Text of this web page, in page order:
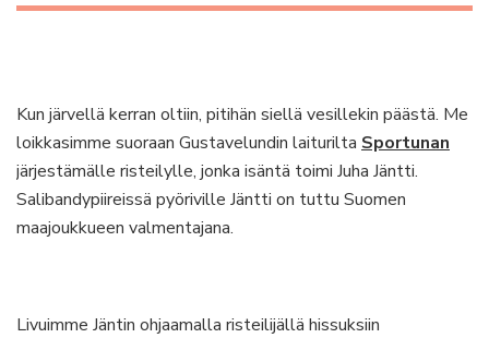
Kun järvellä kerran oltiin, pitihän siellä vesillekin päästä. Me
loikkasimme suoraan Gustavelundin laiturilta Sportunan
järjestämälle risteilylle, jonka isäntä toimi Juha Jäntti.
Salibandypiireissä pyöriville Jäntti on tuttu Suomen
maajoukkueen valmentajana.
Livuimme Jäntin ohjaamalla risteilijällä hissuksiin